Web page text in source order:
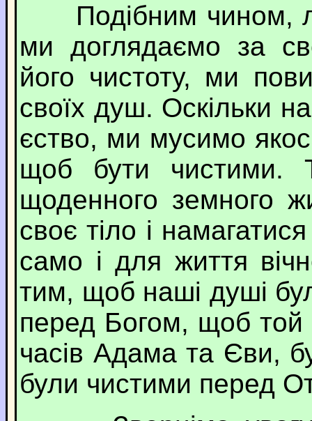
Подібним чином,
ми доглядаємо за
його чистоту, ми
своїх душ. Оскільки
єство, ми мусимо
щоб бути чистими.
щоденного земного
своє тіло і
само і для життя
тим, щоб наші душі
перед Богом, щоб
часів Адама та Єви,
були чистими перед